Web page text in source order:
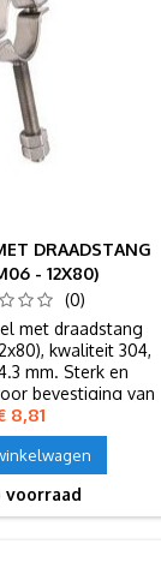
DRAADSTANG
- 12X80)
(0)
met draadstang
kwaliteit 304,
mm. Sterk en
bevestiging van
8,81
voorraad